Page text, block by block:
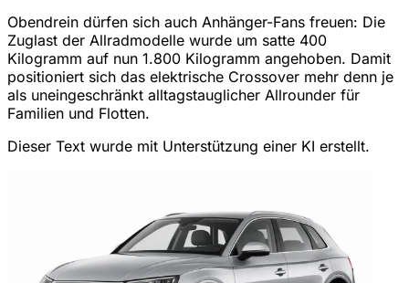
Obendrein dürfen sich auch Anhänger-Fans freuen: Die
Zuglast der Allradmodelle wurde um satte 400
Kilogramm auf nun 1.800 Kilogramm angehoben. Damit
positioniert sich das elektrische Crossover mehr denn je
als uneingeschränkt alltagstauglicher Allrounder für
Familien und Flotten.
Dieser Text wurde mit Unterstützung einer KI erstellt.